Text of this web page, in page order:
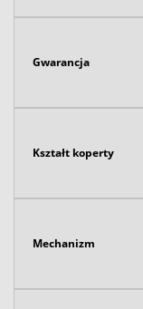
Gwarancja
Kształt koperty
Mechanizm